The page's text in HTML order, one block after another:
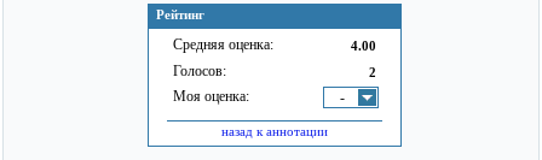
Рейтинг
Средняя оценка: 4.00
Голосов: 2
Моя оценка: -
назад к аннотации